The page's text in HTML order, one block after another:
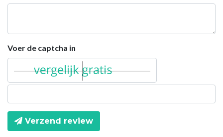
Voer de captcha in
Verzend review